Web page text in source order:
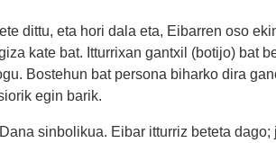
dittu, eta hori dala eta, Eibarren oso
kate bat. Itturrixan gantxil (botijo) bat
Bostehun bat persona biharko dira
egin barik.
sinbolikua. Eibar itturriz beteta